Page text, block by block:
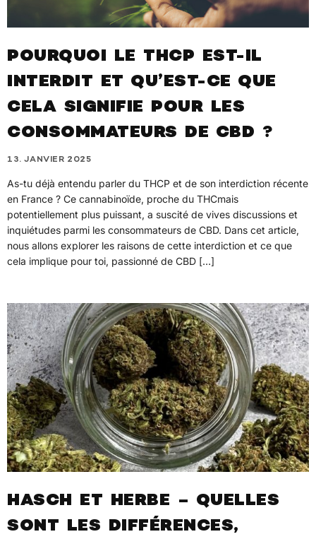
POURQUOI LE THCP EST-IL
INTERDIT ET QU’EST-CE QUE
CELA SIGNIFIE POUR LES
CONSOMMATEURS DE CBD ?
13. JANVIER 2025
As-tu déjà entendu parler du THCP et de son interdiction récente
en France ? Ce cannabinoïde, proche du THCmais
potentiellement plus puissant, a suscité de vives discussions et
inquiétudes parmi les consommateurs de CBD. Dans cet article,
nous allons explorer les raisons de cette interdiction et ce que
cela implique pour toi, passionné de CBD […]
HASCH ET HERBE – QUELLES
SONT LES DIFFÉRENCES,